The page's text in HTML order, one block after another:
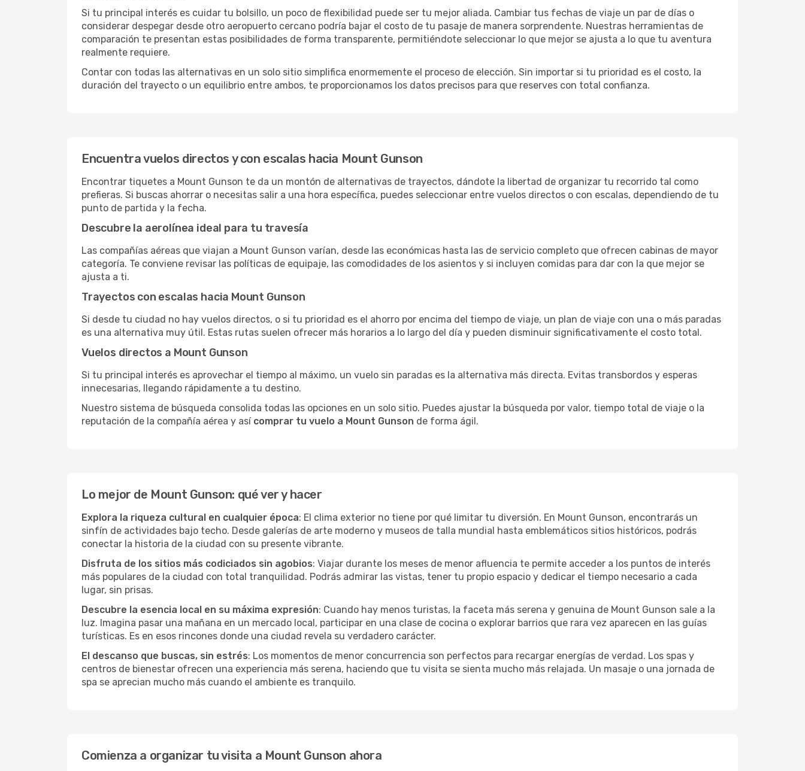
Si tu principal interés es cuidar tu bolsillo, un poco de flexibilidad puede ser tu mejor aliada. Cambiar tus fechas de viaje un par de días o
considerar despegar desde otro aeropuerto cercano podría bajar el costo de tu pasaje de manera sorprendente. Nuestras herramientas de
comparación te presentan estas posibilidades de forma transparente, permitiéndote seleccionar lo que mejor se ajusta a lo que tu aventura
realmente requiere.
Contar con todas las alternativas en un solo sitio simplifica enormemente el proceso de elección. Sin importar si tu prioridad es el costo, la
duración del trayecto o un equilibrio entre ambos, te proporcionamos los datos precisos para que reserves con total confianza.
Encuentra vuelos directos y con escalas hacia Mount Gunson
Encontrar tiquetes a Mount Gunson te da un montón de alternativas de trayectos, dándote la libertad de organizar tu recorrido tal como
prefieras. Si buscas ahorrar o necesitas salir a una hora específica, puedes seleccionar entre vuelos directos o con escalas, dependiendo de tu
punto de partida y la fecha.
Descubre la aerolínea ideal para tu travesía
Las compañías aéreas que viajan a Mount Gunson varían, desde las económicas hasta las de servicio completo que ofrecen cabinas de mayor
categoría. Te conviene revisar las políticas de equipaje, las comodidades de los asientos y si incluyen comidas para dar con la que mejor se
ajusta a ti.
Trayectos con escalas hacia Mount Gunson
Si desde tu ciudad no hay vuelos directos, o si tu prioridad es el ahorro por encima del tiempo de viaje, un plan de viaje con una o más paradas
es una alternativa muy útil. Estas rutas suelen ofrecer más horarios a lo largo del día y pueden disminuir significativamente el costo total.
Vuelos directos a Mount Gunson
Si tu principal interés es aprovechar el tiempo al máximo, un vuelo sin paradas es la alternativa más directa. Evitas transbordos y esperas
innecesarias, llegando rápidamente a tu destino.
Nuestro sistema de búsqueda consolida todas las opciones en un solo sitio. Puedes ajustar la búsqueda por valor, tiempo total de viaje o la
reputación de la compañía aérea y así comprar tu vuelo a Mount Gunson de forma ágil.
Lo mejor de Mount Gunson: qué ver y hacer
Explora la riqueza cultural en cualquier época: El clima exterior no tiene por qué limitar tu diversión. En Mount Gunson, encontrarás un
sinfín de actividades bajo techo. Desde galerías de arte moderno y museos de talla mundial hasta emblemáticos sitios históricos, podrás
conectar la historia de la ciudad con su presente vibrante.
Disfruta de los sitios más codiciados sin agobios: Viajar durante los meses de menor afluencia te permite acceder a los puntos de interés
más populares de la ciudad con total tranquilidad. Podrás admirar las vistas, tener tu propio espacio y dedicar el tiempo necesario a cada
lugar, sin prisas.
Descubre la esencia local en su máxima expresión: Cuando hay menos turistas, la faceta más serena y genuina de Mount Gunson sale a la
luz. Imagina pasar una mañana en un mercado local, participar en una clase de cocina o explorar barrios que rara vez aparecen en las guías
turísticas. Es en esos rincones donde una ciudad revela su verdadero carácter.
El descanso que buscas, sin estrés: Los momentos de menor concurrencia son perfectos para recargar energías de verdad. Los spas y
centros de bienestar ofrecen una experiencia más serena, haciendo que tu visita se sienta mucho más relajada. Un masaje o una jornada de
spa se aprecian mucho más cuando el ambiente es tranquilo.
Comienza a organizar tu visita a Mount Gunson ahora